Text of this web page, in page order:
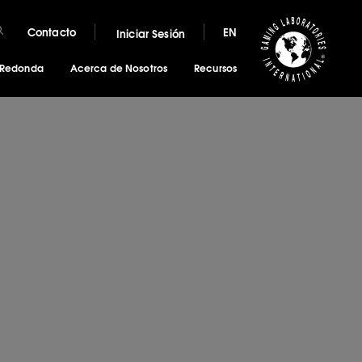
Contacto Iniciar Sesión EN
Acerca de Nosotros Recursos